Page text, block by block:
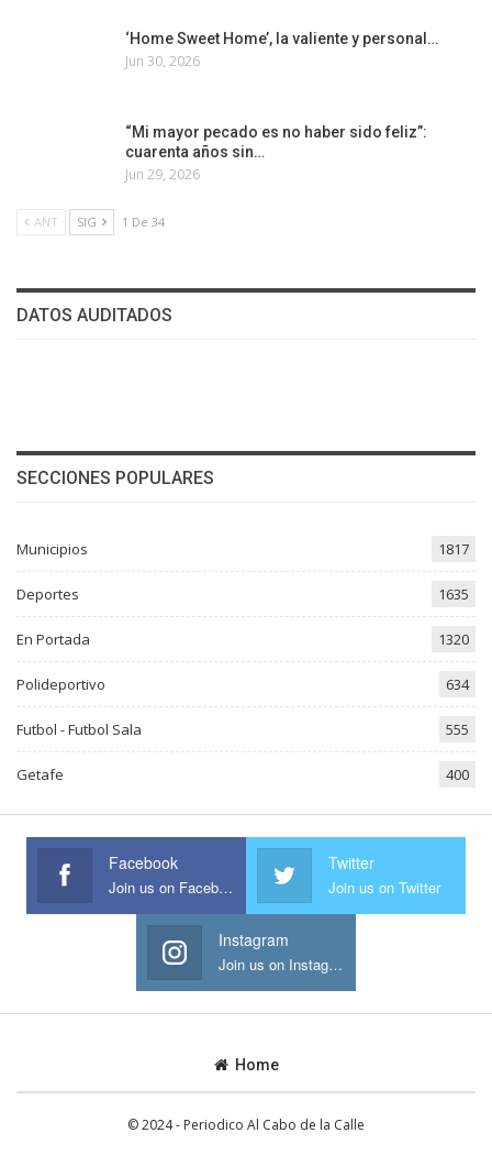
‘Home Sweet Home’, la valiente y personal…
Jun 30, 2026
“Mi mayor pecado es no haber sido feliz”:
cuarenta años sin…
Jun 29, 2026
ANT SIG 1 De 34
DATOS AUDITADOS
SECCIONES POPULARES
Municipios 1817
Deportes 1635
En Portada 1320
Polideportivo 634
Futbol - Futbol Sala 555
Getafe 400
Facebook
Join us on Facebook
Twitter
Join us on Twitter
Instagram
Join us on Instagram
Home
© 2024 - Periodico Al Cabo de la Calle